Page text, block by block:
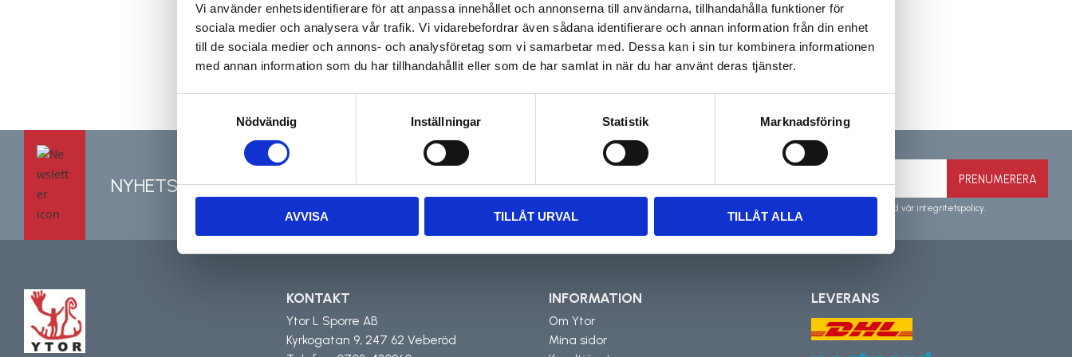
Vi använder enhetsidentifierare för att anpassa innehållet och annonserna till användarna, tillhandahålla funktioner för
sociala medier och analysera vår trafik. Vi vidarebefordrar även sådana identifierare och annan information från din enhet
till de sociala medier och annons- och analysföretag som vi samarbetar med. Dessa kan i sin tur kombinera informationen
med annan information som du har tillhandahållit eller som de har samlat in när du har använt deras tjänster.
Nödvändig
Inställningar Statistik Marknadsföring
AVVISA TILLÅT URVAL TILLÅT ALLA
NYHETSBREV
Prenumerera på vårt nyhetsbrev och ta del av
de senaste nyheterna, erbjudanden och
PRENUMERERA
Dina personuppgifter behandlas i enlighet med vår integritetspolicy.
KONTAKT
Ytor L Sporre AB
Kyrkogatan 9, 247 62 Veberöd
INFORMATION
Om Ytor
Mina sidor
LEVERANS